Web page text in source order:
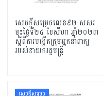
សេចក្តីសម្រេចលេខ៩២ សសរ
ចុះថ្ងៃទី២៤ ខែសីហា ឆ្នាំ២០២៣
ស្តីពីការបង្កើតក្រុមអ្នកនាំពាក្យ
របស់នាយករដ្ឋមន្ត្រី
សេចក្ដីសម្រេច